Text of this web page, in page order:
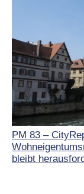
PM 83 –
bleibt